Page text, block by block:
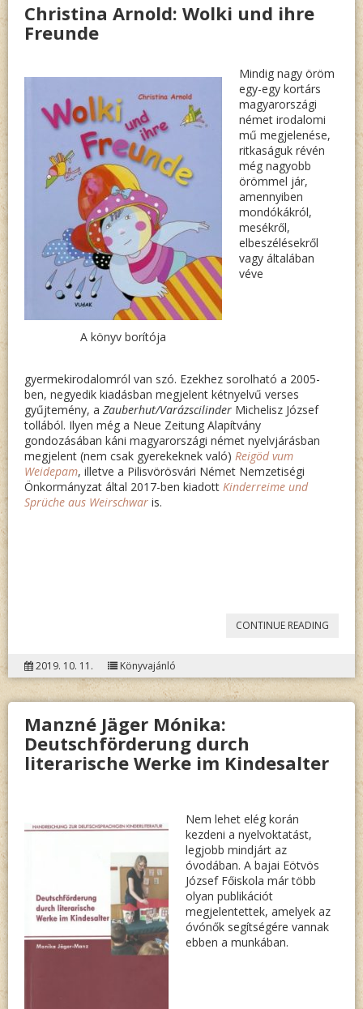
FRANZL
KLEINE,
GROSSE H
Christina Arnold: Wolki und ihre
Freunde
A könyv borítója
Mindig nagy öröm
egy-egy kortárs
magyarországi
német irodalomi
mű megjelenése,
ritkaságuk révén
még nagyobb
örömmel jár,
amennyiben
mondókákról,
mesékről,
elbeszélésekről
vagy általában
véve
gyermekirodalomról van szó. Ezekhez sorolható a 2005-
ben, negyedik kiadásban megjelent kétnyelvű verses
gyűjtemény, a Zauberhut/Varázscilinder Michelisz József
tollából. Ilyen még a Neue Zeitung Alapítvány
gondozásában káni magyarországi német nyelvjárásban
megjelent (nem csak gyerekeknek való) Reigöd vum
Weidepam, illetve a Pilisvörösvári Német Nemzetiségi
Önkormányzat által 2017-ben kiadott Kinderreime und
Sprüche aus Weirschwar is.
CONTINUE READING
UND
2019. 10. 11. Könyvajánló
Manzné Jäger Mónika:
Deutschförderung durch
literarische Werke im Kindesalter
Nem lehet elég korán
kezdeni a nyelvoktatást,
legjobb mindjárt az
óvodában. A bajai Eötvös
József Főiskola már több
olyan publikációt
megjelentettek, amelyek az
óvónők segítségére vannak
ebben a munkában.